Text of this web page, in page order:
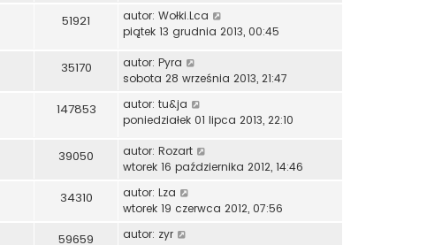
51921 autor: Wołki.Lca
piątek 13 grudnia 2013, 00:45
35170 autor: Pyra
sobota 28 września 2013, 21:47
147853 autor: tu&ja
poniedziałek 01 lipca 2013, 22:10
39050 autor: Rozart
wtorek 16 października 2012, 14:46
34310 autor: Lza
wtorek 19 czerwca 2012, 07:56
59659 autor: zyr